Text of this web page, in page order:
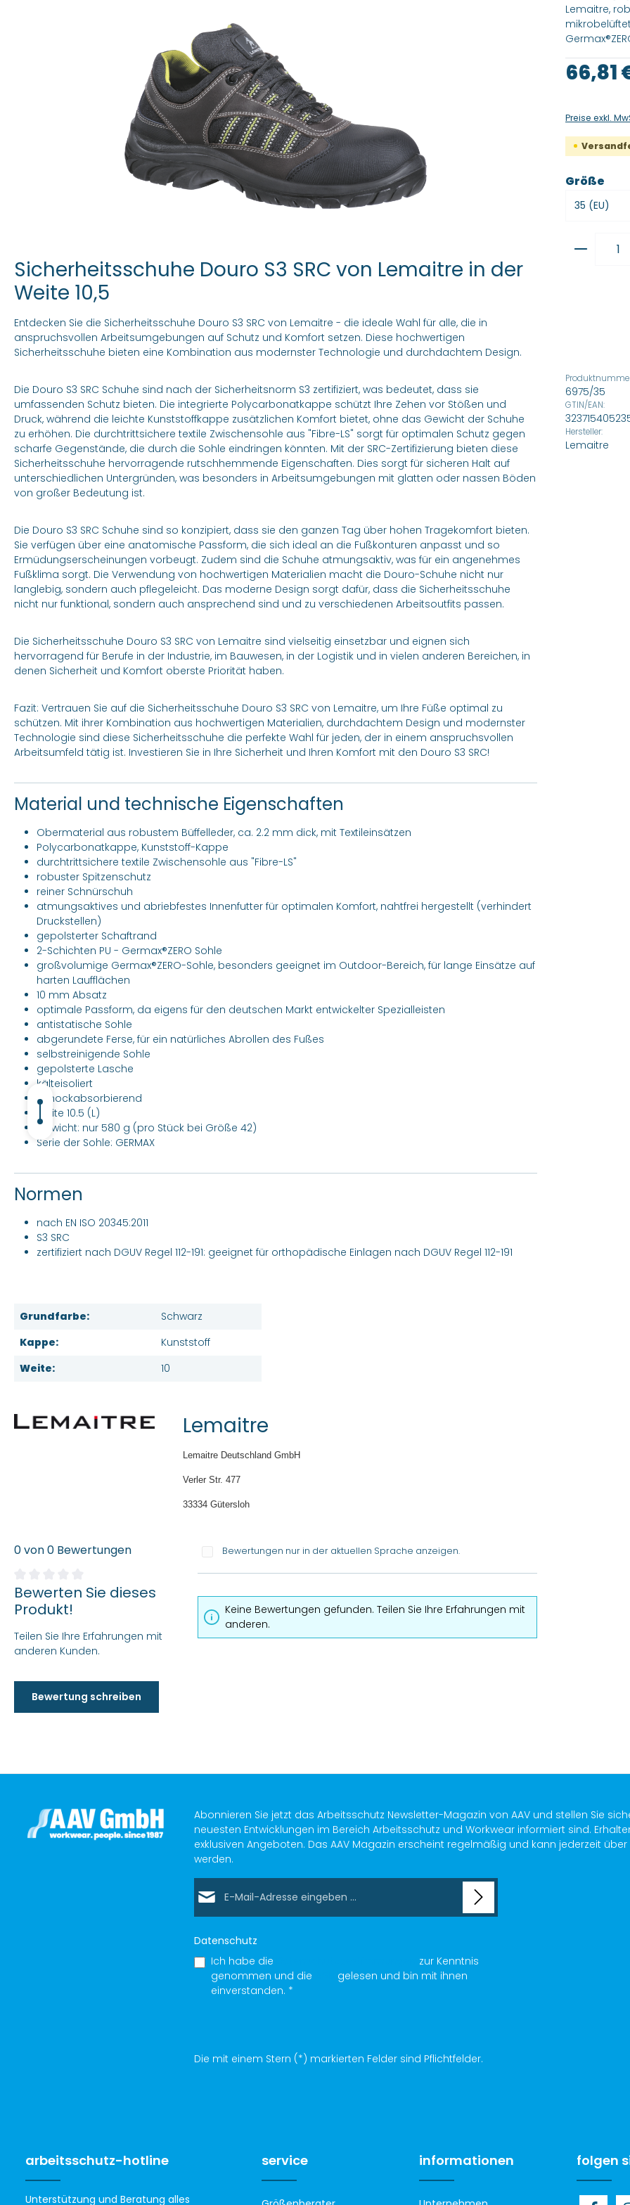
Lemaitre,
Regulärer
66,81
Preise exkl.
Größe
6975/35
GTIN/EAN:
Hersteller:
Lemaitre
Sicherheitsschuhe Douro S3 SRC von Lemaitre in der
Weite 10,5
Entdecken Sie die Sicherheitsschuhe Douro S3 SRC von Lemaitre - die ideale Wahl für alle, die in
anspruchsvollen Arbeitsumgebungen auf Schutz und Komfort setzen. Diese hochwertigen
Sicherheitsschuhe bieten eine Kombination aus modernster Technologie und durchdachtem Design.
Die Douro S3 SRC Schuhe sind nach der Sicherheitsnorm S3 zertifiziert, was bedeutet, dass sie
umfassenden Schutz bieten. Die integrierte Polycarbonatkappe schützt Ihre Zehen vor Stößen und
Druck, während die leichte Kunststoffkappe zusätzlichen Komfort bietet, ohne das Gewicht der Schuhe
zu erhöhen. Die durchtrittsichere textile Zwischensohle aus "Fibre-LS" sorgt für optimalen Schutz gegen
scharfe Gegenstände, die durch die Sohle eindringen könnten. Mit der SRC-Zertifizierung bieten diese
Sicherheitsschuhe hervorragende rutschhemmende Eigenschaften. Dies sorgt für sicheren Halt auf
unterschiedlichen Untergründen, was besonders in Arbeitsumgebungen mit glatten oder nassen Böden
von großer Bedeutung ist.
Die Douro S3 SRC Schuhe sind so konzipiert, dass sie den ganzen Tag über hohen Tragekomfort bieten.
Sie verfügen über eine anatomische Passform, die sich ideal an die Fußkonturen anpasst und so
Ermüdungserscheinungen vorbeugt. Zudem sind die Schuhe atmungsaktiv, was für ein angenehmes
Fußklima sorgt. Die Verwendung von hochwertigen Materialien macht die Douro-Schuhe nicht nur
langlebig, sondern auch pflegeleicht. Das moderne Design sorgt dafür, dass die Sicherheitsschuhe
nicht nur funktional, sondern auch ansprechend sind und zu verschiedenen Arbeitsoutfits passen.
Die Sicherheitsschuhe Douro S3 SRC von Lemaitre sind vielseitig einsetzbar und eignen sich
hervorragend für Berufe in der Industrie, im Bauwesen, in der Logistik und in vielen anderen Bereichen, in
denen Sicherheit und Komfort oberste Priorität haben.
Fazit: Vertrauen Sie auf die Sicherheitsschuhe Douro S3 SRC von Lemaitre, um Ihre Füße optimal zu
schützen. Mit ihrer Kombination aus hochwertigen Materialien, durchdachtem Design und modernster
Technologie sind diese Sicherheitsschuhe die perfekte Wahl für jeden, der in einem anspruchsvollen
Arbeitsumfeld tätig ist. Investieren Sie in Ihre Sicherheit und Ihren Komfort mit den Douro S3 SRC!
Material und technische Eigenschaften
Obermaterial aus robustem Büffelleder, ca. 2.2 mm dick, mit Textileinsätzen
Polycarbonatkappe, Kunststoff-Kappe
durchtrittsichere textile Zwischensohle aus "Fibre-LS"
robuster Spitzenschutz
reiner Schnürschuh
atmungsaktives und abriebfestes Innenfutter für optimalen Komfort, nahtfrei hergestellt (verhindert
Druckstellen)
gepolsterter Schaftrand
2-Schichten PU - Germax®ZERO Sohle
großvolumige Germax®ZERO-Sohle, besonders geeignet im Outdoor-Bereich, für lange Einsätze auf
harten Laufflächen
10 mm Absatz
optimale Passform, da eigens für den deutschen Markt entwickelter Spezialleisten
antistatische Sohle
abgerundete Ferse, für ein natürliches Abrollen des Fußes
selbstreinigende Sohle
gepolsterte Lasche
kälteisoliert
schockabsorbierend
Weite 10.5 (L)
Gewicht: nur 580 g (pro Stück bei Größe 42)
Serie der Sohle: GERMAX
Normen
nach EN ISO 20345:2011
S3 SRC
zertifiziert nach DGUV Regel 112-191: geeignet für orthopädische Einlagen nach DGUV Regel 112-191
Grundfarbe:
Schwarz
Kappe:
Kunststoff
Weite:
10
Lemaitre
Lemaitre Deutschland GmbH
Verler Str. 477
33334 Gütersloh
0 von 0 Bewertungen
Durchschnittliche Bewertung von 0 von 5 Sternen
Bewerten Sie dieses
Produkt!
Teilen Sie Ihre Erfahrungen mit
anderen Kunden.
Bewertung schreiben
Bewertungen nur in der aktuellen Sprache anzeigen.
Keine Bewertungen gefunden. Teilen Sie Ihre Erfahrungen mit
anderen.
Abonnieren Sie jetzt das Arbeitsschutz Newsletter-Magazin von AAV und stellen Sie
neuesten Entwicklungen im Bereich Arbeitsschutz und Workwear informiert sind.
exklusiven Angeboten. Das AAV Magazin erscheint regelmäßig und kann jederzeit
werden.
Datenschutz
Ich habe die
zur Kenntnis
genommen und die
gelesen und bin mit ihnen
einverstanden. *
Die mit einem Stern (*) markierten Felder sind Pflichtfelder.
arbeitsschutz-hotline
Unterstützung und Beratung alles
service informationen folgen